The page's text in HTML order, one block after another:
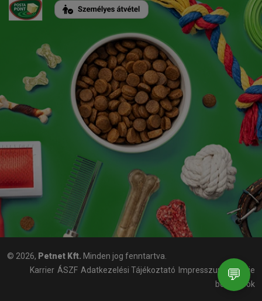
© 2026, Petnet Kft. Minden jog fenntartva.
Karrier ÁSZF Adatkezelési Tájékoztató Impresszum
Cookie
beállítások
💬